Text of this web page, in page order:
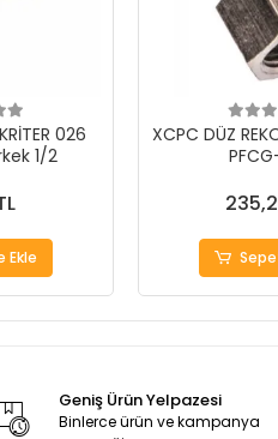
026
1/2
Ekle
XCPC DÜZ
Geniş Ürün Yelpazesi
Binlerce ürün ve kampanya